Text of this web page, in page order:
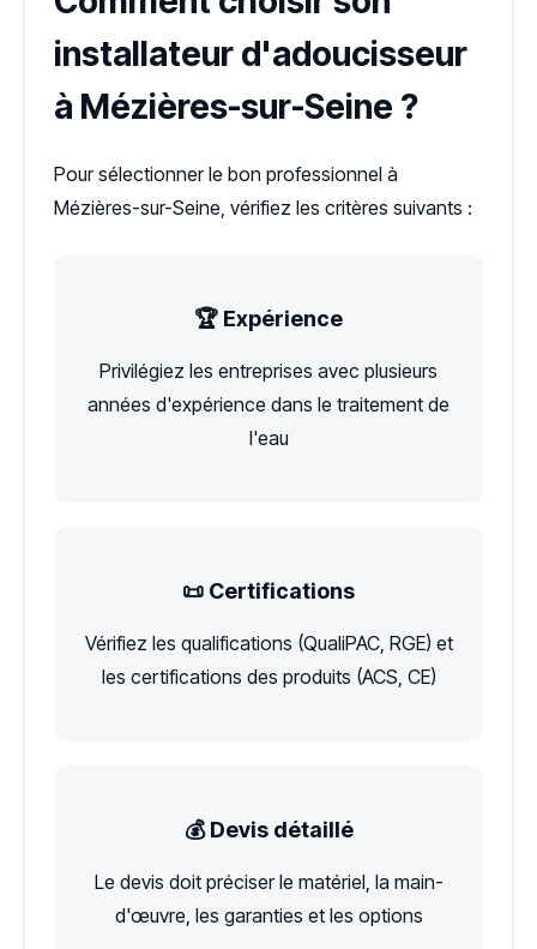
installateur d'adoucisseur
à Mézières-sur-Seine ?
Pour sélectionner le bon professionnel à
Mézières-sur-Seine, vérifiez les critères suivants :
🏆 Expérience
Privilégiez les entreprises avec plusieurs
années d'expérience dans le traitement de
l'eau
📜 Certifications
Vérifiez les qualifications (QualiPAC, RGE) et
les certifications des produits (ACS, CE)
💰 Devis détaillé
Le devis doit préciser le matériel, la main-
d'œuvre, les garanties et les options